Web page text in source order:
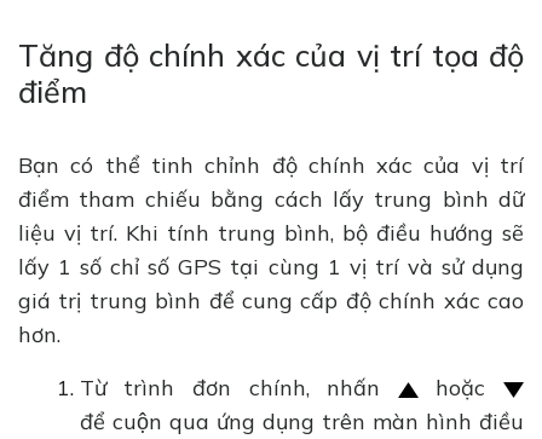
Tăng độ chính xác của vị trí tọa độ
điểm
Bạn có thể tinh chỉnh độ chính xác của vị trí
điểm tham chiếu bằng cách lấy trung bình dữ
liệu vị trí. Khi tính trung bình, bộ điều hướng sẽ
lấy 1 số chỉ số GPS tại cùng 1 vị trí và sử dụng
giá trị trung bình để cung cấp độ chính xác cao
hơn.
Từ trình đơn chính, nhấn
hoặc
để cuộn qua ứng dụng trên màn hình điều